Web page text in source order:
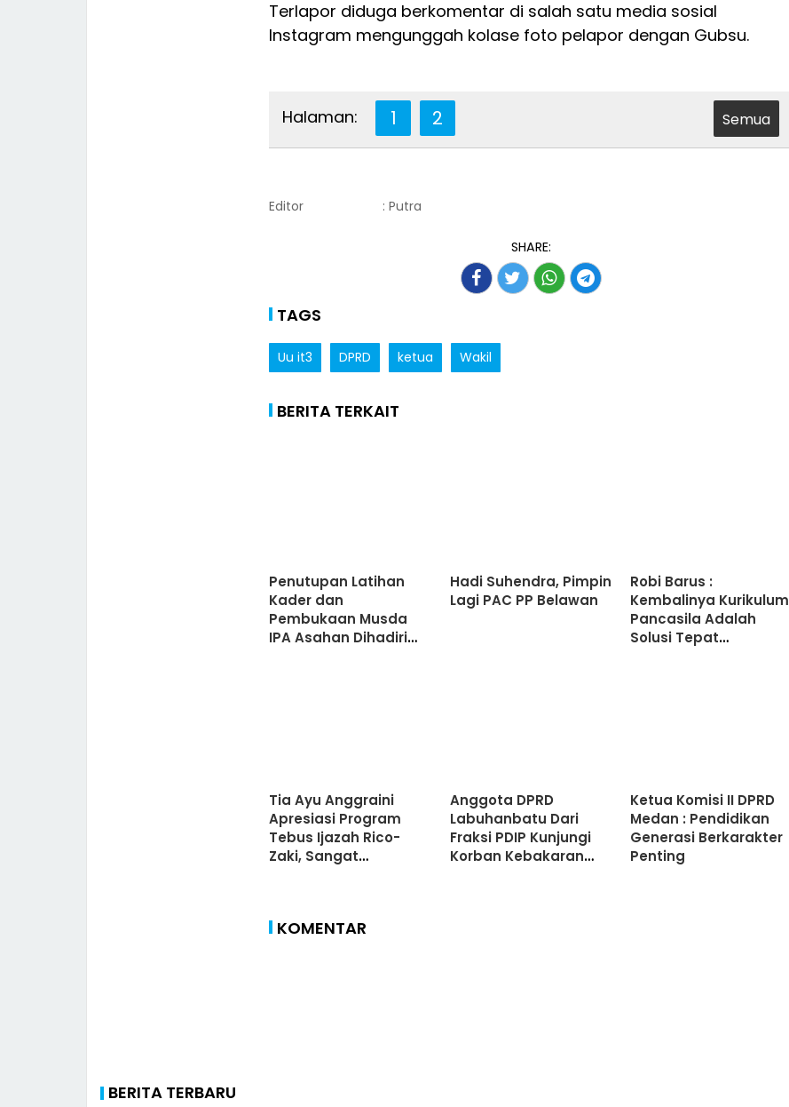
Terlapor diduga berkomentar di salah satu media sosial
Instagram mengunggah kolase foto pelapor dengan Gubsu.
Halaman: 1 2 Semua
Editor : Putra
SHARE:
TAGS
Uu it3 DPRD ketua Wakil
BERITA TERKAIT
Penutupan Latihan
Kader dan
Pembukaan Musda
IPA Asahan Dihadiri
Hadi Suhendra, Pimpin
Lagi PAC PP Belawan
Robi Barus :
Kembalinya Kurikulum
Pancasila Adalah
Solusi Tepat
Tia Ayu Anggraini
Apresiasi Program
Tebus Ijazah Rico-
Zaki, Sangat
Anggota DPRD
Labuhanbatu Dari
Fraksi PDIP Kunjungi
Korban Kebakaran
Ketua Komisi II DPRD
Medan : Pendidikan
Generasi Berkarakter
Penting
KOMENTAR
BERITA TERBARU